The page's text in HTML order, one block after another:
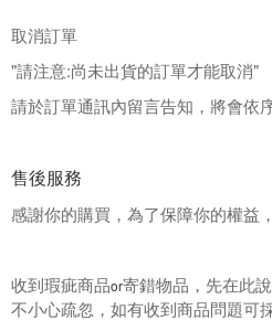
取消訂單
"請注意:尚未出貨的訂單才能取消"
請於訂單通訊內留言告知，將會依
售後服務
感謝你的購買，為了保障你的權益
收到瑕疵商品or寄錯物品，先在此
不小心疏忽，如有收到商品問題可